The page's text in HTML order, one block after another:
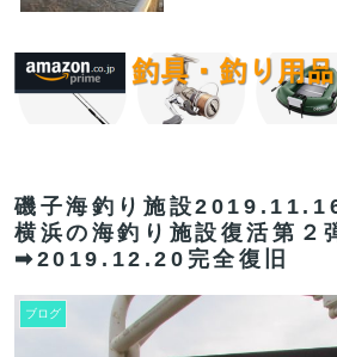
磯子海釣り施設
横浜の海釣り施設復活第２
➡2019.12.20完全復旧
ブログ